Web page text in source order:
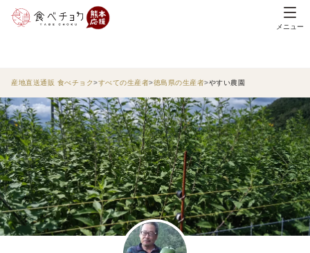
メニュー
産地直送通販 食べチョク すべての生産者 徳島県の生産者 やすい農園